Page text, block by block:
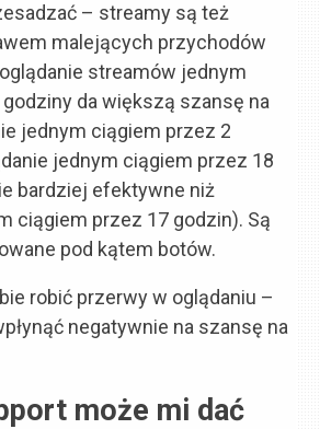
– streamy są też
malejących przychodów
streamów jednym
da większą szansę na
jednym ciągiem przez 2
jednym ciągiem przez 18
bardziej efektywne niż
ciągiem przez 17 godzin). Są
pod kątem botów.
robić przerwy w oglądaniu –
negatywnie na szansę na
może mi dać